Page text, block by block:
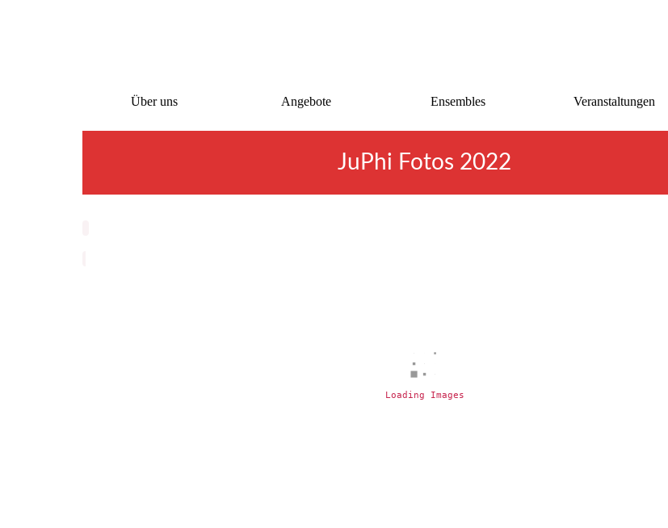
Über uns Angebote Ensembles Veranstaltungen
JuPhi Fotos 2022
Loading Images